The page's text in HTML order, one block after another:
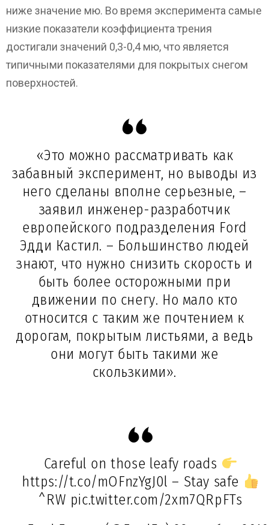
ниже значение мю. Во время эксперимента самые
низкие показатели коэффициента трения
достигали значений 0,3-0,4 мю, что является
типичными показателями для покрытых снегом
поверхностей.
«Это можно рассматривать как
забавный эксперимент, но выводы из
него сделаны вполне серьезные, –
заявил инженер-разработчик
европейского подразделения Ford
Эдди Кастил. – Большинство людей
знают, что нужно снизить скорость и
быть более осторожными при
движении по снегу. Но мало кто
относится с таким же почтением к
дорогам, покрытым листьями, а ведь
они могут быть такими же
скользкими».
Careful on those leafy roads
https://t.co/mOFnzYgJ0l – Stay safe
^RW pic.twitter.com/2xm7QRpFTs